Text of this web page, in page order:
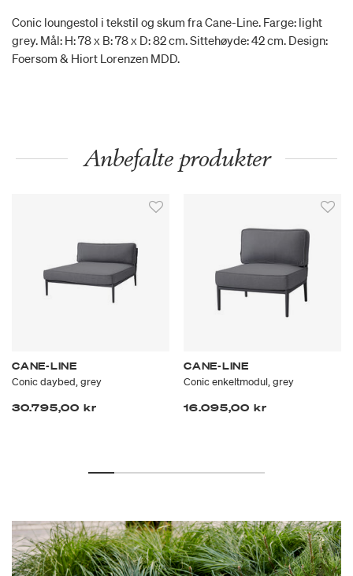
Conic loungestol i tekstil og skum fra Cane-Line. Farge: light
grey. Mål: H: 78 x B: 78 x D: 82 cm. Sittehøyde: 42 cm. Design:
Foersom & Hiort Lorenzen MDD.
Anbefalte produkter
CANE-LINE
Conic daybed, grey
30.795,00 kr
CANE-LINE
Conic enkeltmodul, grey
16.095,00 kr